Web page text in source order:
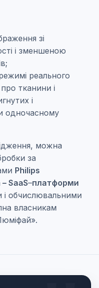
зі
і зменшеною
реального
тканини і
і
одночасному
можна
за
Philips
SaaS–платформи
і обчислювальними
власникам